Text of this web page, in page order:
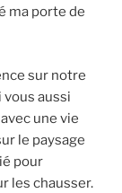
ma porte de
sur notre
aussi
une vie
le paysage
pour
les chausser.